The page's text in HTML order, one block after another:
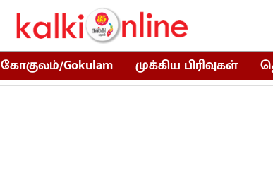
கோகுலம்/Gokulam முக்கிய பிரிவுகள்